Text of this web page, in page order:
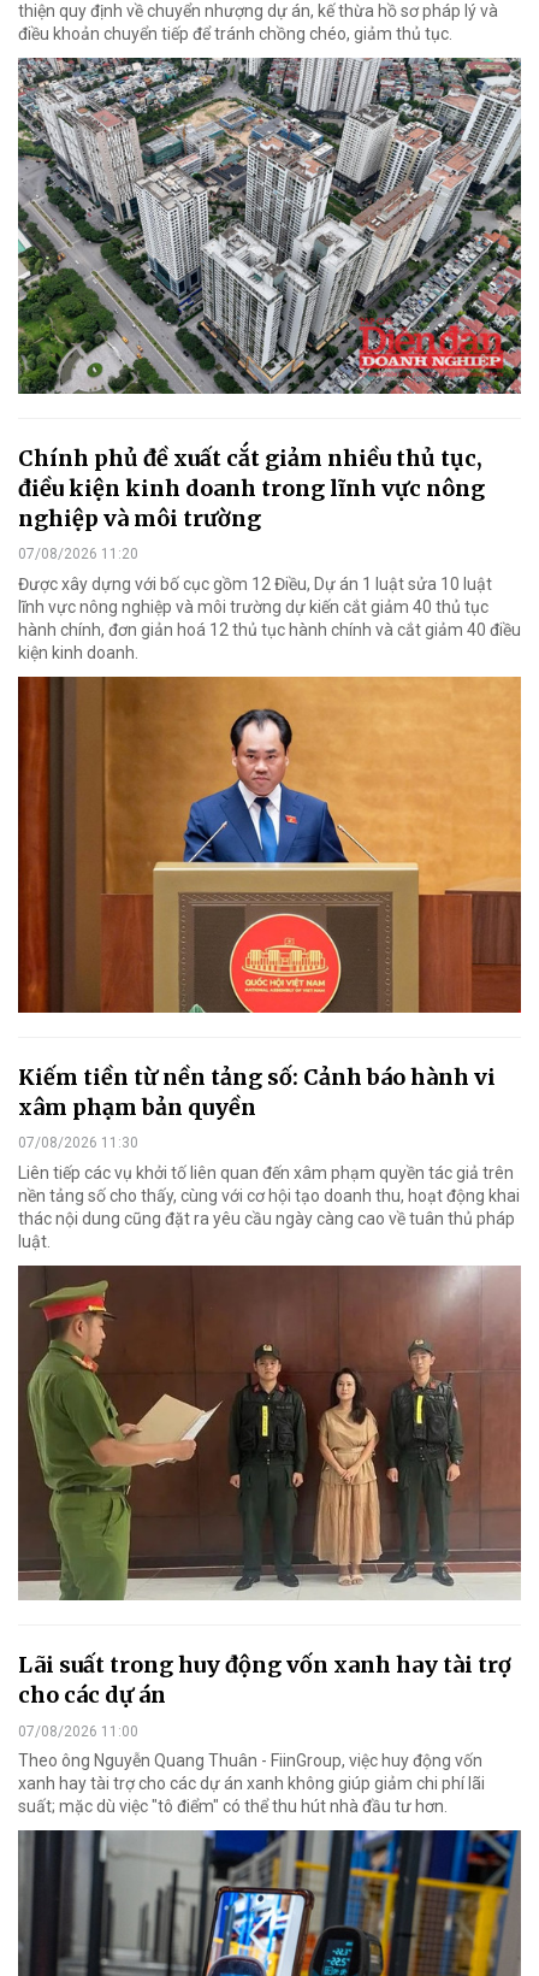
thiện quy định về chuyển nhượng dự án, kế thừa hồ sơ pháp lý và
điều khoản chuyển tiếp để tránh chồng chéo, giảm thủ tục.
Chính phủ đề xuất cắt giảm nhiều thủ tục,
điều kiện kinh doanh trong lĩnh vực nông
nghiệp và môi trường
07/08/2026 11:20
Được xây dựng với bố cục gồm 12 Điều, Dự án 1 luật sửa 10 luật
lĩnh vực nông nghiệp và môi trường dự kiến cắt giảm 40 thủ tục
hành chính, đơn giản hoá 12 thủ tục hành chính và cắt giảm 40 điều
kiện kinh doanh.
Kiếm tiền từ nền tảng số: Cảnh báo hành vi
xâm phạm bản quyền
07/08/2026 11:30
Liên tiếp các vụ khởi tố liên quan đến xâm phạm quyền tác giả trên
nền tảng số cho thấy, cùng với cơ hội tạo doanh thu, hoạt động khai
thác nội dung cũng đặt ra yêu cầu ngày càng cao về tuân thủ pháp
luật.
Lãi suất trong huy động vốn xanh hay tài trợ
cho các dự án
07/08/2026 11:00
Theo ông Nguyễn Quang Thuân - FiinGroup, việc huy động vốn
xanh hay tài trợ cho các dự án xanh không giúp giảm chi phí lãi
suất; mặc dù việc "tô điểm" có thể thu hút nhà đầu tư hơn.